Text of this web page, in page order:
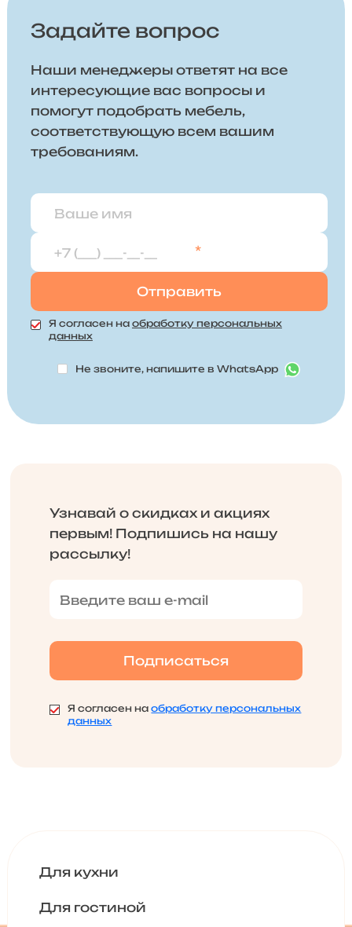
Задайте вопрос
Наши менеджеры ответят на все
интересующие вас вопросы и
помогут подобрать мебель,
соответствующую всем вашим
требованиям.
*
Я согласен на обработку персональных
данных
Не звоните, напишите в WhatsApp
Узнавай о скидках и акциях
первым! Подпишись на нашу
рассылку!
Я согласен наобработку персональных
данных
Для кухни
Для гостиной